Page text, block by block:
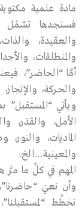
مادة علمية
فسنجدها تشمُل
والعقيدة،
والمنطلقات،
أمَّا “الحاضر”،
والحركة،
ويأتي
الأمل، والقدَر،
الماديات،
والمعينية…الخ.
المهم في كلِّ ما مرَّ
وأن نعيَ
نخطِّط